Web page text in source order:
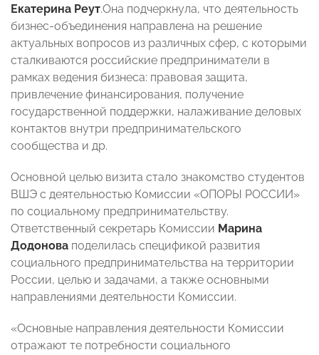
Екатерина Реут.Она подчеркнула, что деятельность
бизнес-объединения направлена на решение
актуальных вопросов из различных сфер, с которыми
сталкиваются российские предприниматели в
рамках ведения бизнеса: правовая защита,
привлечение финансирования, получение
государственной поддержки, налаживание деловых
контактов внутри предпринимательского
сообщества и др.
Основной целью визита стало знакомство студентов
ВШЭ с деятельностью Комиссии «ОПОРЫ РОССИИ»
по социальному предпринимательству.
Ответственный секретарь Комиссии Марина
Додонова поделилась спецификой развития
социального предпринимательства на территории
России, целью и задачами, а также основными
направлениями деятельности Комиссии.
«Основные направления деятельности Комиссии
отражают те потребности социального